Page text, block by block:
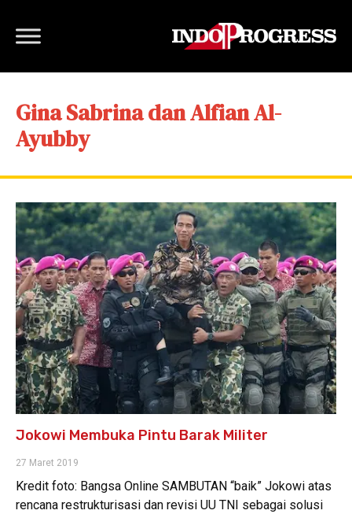
Gina Sabrina dan Alfian Al-
Ayubby
Jokowi Membuka Pintu Barak Militer
27 Maret 2019
Kredit foto: Bangsa Online SAMBUTAN “baik” Jokowi atas
rencana restrukturisasi dan revisi UU TNI sebagai solusi